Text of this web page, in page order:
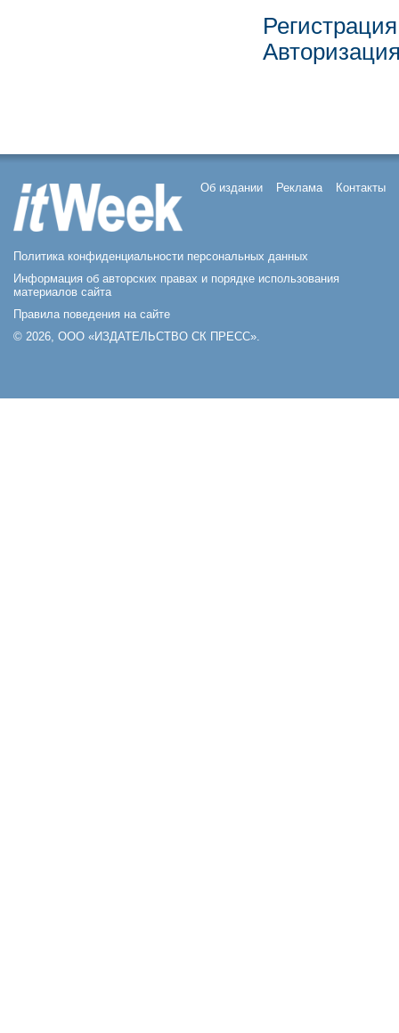
Регистрация
Об издании Реклама Контакты
Политика конфиденциальности персональных данных
Информация об авторских правах и порядке использования
материалов сайта
Правила поведения на сайте
© 2026, ООО «ИЗДАТЕЛЬСТВО СК ПРЕСС».